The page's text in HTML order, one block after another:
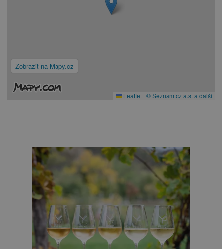
Zobrazit na Mapy.cz
Leaflet | © Seznam.cz a.s. a další